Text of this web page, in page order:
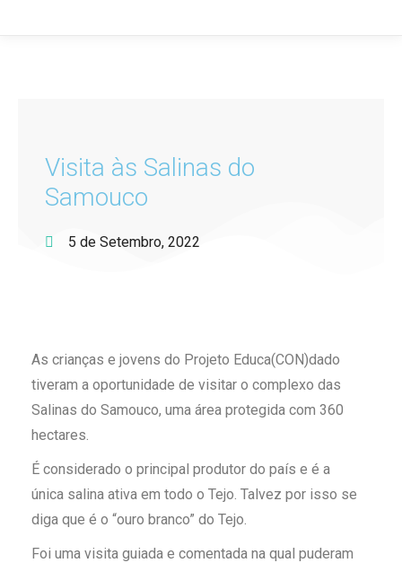
Visita às Salinas do
Samouco
5 de Setembro, 2022
As crianças e jovens do Projeto Educa(CON)dado
tiveram a oportunidade de visitar o complexo das
Salinas do Samouco, uma área protegida com 360
hectares.
É considerado o principal produtor do país e é a
única salina ativa em todo o Tejo. Talvez por isso se
diga que é o “ouro branco” do Tejo.
Foi uma visita guiada e comentada na qual puderam